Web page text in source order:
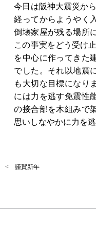
今日は阪神大震災か
経ってからようやく
倒壊家屋が残る場所
この事実をどう受け
を中心に作ってきた
でした。それ以地震
も大切な目標になり
には力を逃す免震性
の接合部を木組みで
思いしなやかに力を
< 謹賀新年